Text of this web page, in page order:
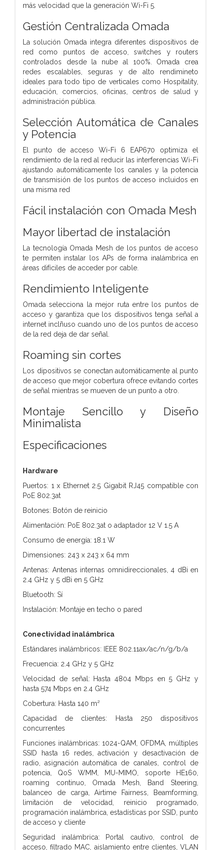
más velocidad que la generación Wi-Fi 5.
Gestión Centralizada Omada
La solución Omada integra diferentes dispositivos de
red como puntos de acceso, switches y routers
controlados desde la nube al 100%. Omada crea
redes escalables, seguras y de alto rendimineto
ideales para todo tipo de verticales como Hospitality,
educación, comercios, oficinas, centros de salud y
administración pública.
Selección Automática de Canales
y Potencia
El punto de acceso Wi-Fi 6 EAP670 optimiza el
rendimiento de la red al reducir las interferencias Wi-Fi
ajustando automáticamente los canales y la potencia
de transmisión de los puntos de acceso incluidos en
una misma red
Fácil instalación con Omada Mesh
Mayor libertad de instalación
La tecnología Omada Mesh de los puntos de acceso
te permiten instalar los APs de forma inalámbrica en
áreas difíciles de acceder por cable.
Rendimiento Inteligente
Omada selecciona la mejor ruta entre los puntos de
acceso y garantiza que los dispositivos tenga señal a
internet inclñuso cuando uno de los puntos de acceso
de la red deja de dar señal.
Roaming sin cortes
Los dipositivos se conectan automáticamente al punto
de acceso que mejor cobertura ofrece evitando cortes
de señal mientras se mueven de un punto a otro.
Montaje Sencillo y Diseño
Minimalista
Especificaciones
Hardware
Puertos: 1 x Ethernet 2.5 Gigabit RJ45 compatible con
PoE 802.3at
Botones: Botón de reinicio
Alimentación: PoE 802.3at o adaptador 12 V 1.5 A
Consumo de energía: 18.1 W
Dimensiones: 243 x 243 x 64 mm
Antenas: Antenas internas omnidireccionales, 4 dBi en
2.4 GHz y 5 dBi en 5 GHz
Bluetooth: Sí
Instalación: Montaje en techo o pared
Conectividad inalámbrica
Estándares inalámbricos: IEEE 802.11ax/ac/n/g/b/a
Frecuencia: 2.4 GHz y 5 GHz
Velocidad de señal: Hasta 4804 Mbps en 5 GHz y
hasta 574 Mbps en 2.4 GHz
Cobertura: Hasta 140 m²
Capacidad de clientes: Hasta 250 dispositivos
concurrentes
Funciones inalámbricas: 1024-QAM, OFDMA, múltiples
SSID hasta 16 redes, activación y desactivación de
radio, asignación automática de canales, control de
potencia, QoS WMM, MU-MIMO, soporte HE160,
roaming continuo, Omada Mesh, Band Steering,
balanceo de carga, Airtime Fairness, Beamforming,
limitación de velocidad, reinicio programado,
programación inalámbrica, estadísticas por SSID, punto
de acceso y cliente
Seguridad inalámbrica: Portal cautivo, control de
acceso, filtrado MAC, aislamiento entre clientes, VLAN